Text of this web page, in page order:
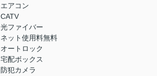
エアコン
CATV
光ファイバー
ネット使用料無料
オートロック
宅配ボックス
防犯カメラ